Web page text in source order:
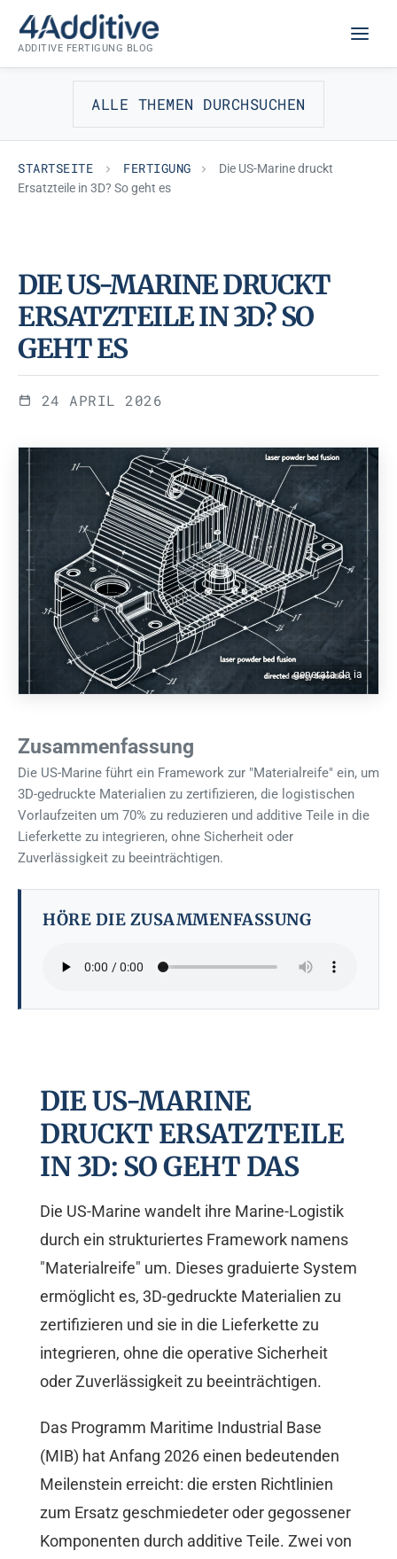
Inhalt
springen
ADDITIVE FERTIGUNG BLOG
ALLE THEMEN DURCHSUCHEN
STARTSEITE FERTIGUNG
Die US-Marine druckt
Ersatzteile in 3D? So geht es
FERTIGUNG
DIE US-MARINE DRUCKT
ERSATZTEILE IN 3D? SO
GEHT ES
24 APRIL 2026
generata da ia
Zusammenfassung
Die US-Marine führt ein Framework zur "Materialreife" ein, um
3D-gedruckte Materialien zu zertifizieren, die logistischen
Vorlaufzeiten um 70% zu reduzieren und additive Teile in die
Lieferkette zu integrieren, ohne Sicherheit oder
Zuverlässigkeit zu beeinträchtigen.
HÖRE DIE ZUSAMMENFASSUNG
DIE US-MARINE
DRUCKT ERSATZTEILE
IN 3D: SO GEHT DAS
Die US-Marine wandelt ihre Marine-Logistik
durch ein strukturiertes Framework namens
"Materialreife" um. Dieses graduierte System
ermöglicht es, 3D-gedruckte Materialien zu
zertifizieren und sie in die Lieferkette zu
integrieren, ohne die operative Sicherheit
oder Zuverlässigkeit zu beeinträchtigen.
Das Programm Maritime Industrial Base
(MIB) hat Anfang 2026 einen bedeutenden
Meilenstein erreicht: die ersten Richtlinien
zum Ersatz geschmiedeter oder gegossener
Komponenten durch additive Teile. Zwei von